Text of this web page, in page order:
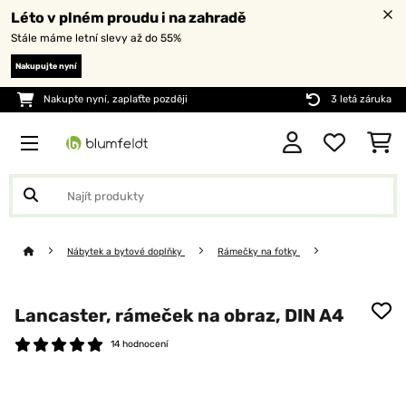
Léto v plném proudu i na zahradě
Stále máme letní slevy až do 55%
Nakupujte nyní
Nakupte nyní, zaplaťte později 3 letá záruka
Nábytek a bytové doplňky Rámečky na fotky
Lancaster, rámeček na obraz, DIN A4
14 hodnocení